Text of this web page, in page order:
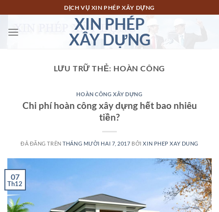
đến
nội
DỊCH VỤ XIN PHÉP XÂY DỰNG
XIN PHÉP
XÂY DỰNG
LƯU TRỮ THẺ: HOÀN CÔNG
HOÀN CÔNG XÂY DỰNG
Chi phí hoàn công xây dựng hết bao nhiêu
tiền?
ĐÃ ĐĂNG TRÊNTHÁNG MƯỜI HAI 7, 2017 BỞIXIN PHEP XAY DUNG
07
Th12